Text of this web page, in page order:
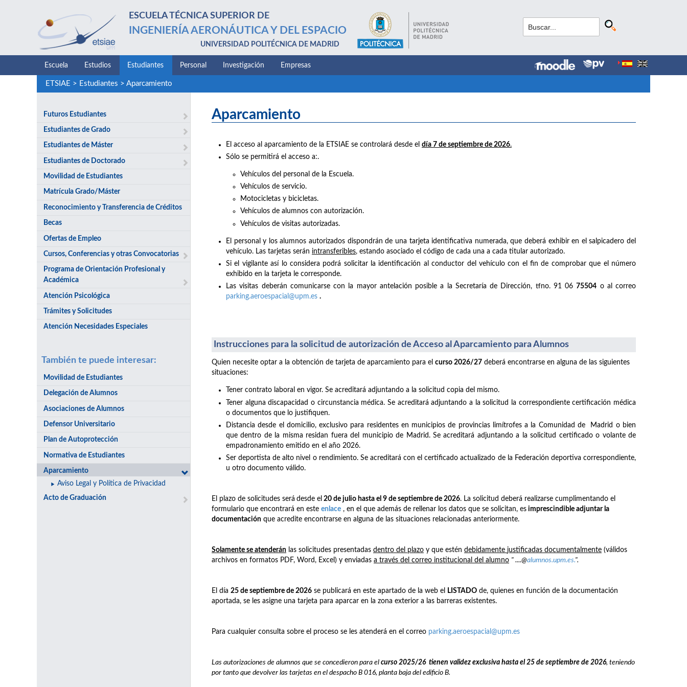
ESCUELA TÉCNICA SUPERIOR DE
INGENIERÍA AERONÁUTICA Y DEL ESPACIO
UNIVERSIDAD POLITÉCNICA DE MADRID
Escuela Estudios Estudiantes Personal Investigación Empresas
ETSIAE > Estudiantes > Aparcamiento
Futuros Estudiantes
Estudiantes de Grado
Estudiantes de Máster
Estudiantes de Doctorado
Movilidad de Estudiantes
Matrícula Grado/Máster
Reconocimiento y Transferencia de Créditos
Becas
Ofertas de Empleo
Cursos, Conferencias y otras Convocatorias
Programa de Orientación Profesional y
Académica
Atención Psicológica
Trámites y Solicitudes
Atención Necesidades Especiales
También te puede interesar:
Movilidad de Estudiantes
Delegación de Alumnos
Asociaciones de Alumnos
Defensor Universitario
Plan de Autoprotección
Normativa de Estudiantes
Aparcamiento
Aviso Legal y Política de Privacidad
Acto de Graduación
Aparcamiento
El acceso al aparcamiento de la ETSIAE se controlará desde el día 7 de septiembre de 2026.
Sólo se permitirá el acceso a:.
Vehículos del personal de la Escuela.
Vehículos de servicio.
Motocicletas y bicicletas.
Vehículos de alumnos con autorización.
Vehículos de visitas autorizadas.
El personal y los alumnos autorizados dispondrán de una tarjeta identificativa numerada, que deberá exhibir en el salpicadero del
vehículo. Las tarjetas serán intransferibles, estando asociado el código de cada una a cada titular autorizado.
Si el vigilante así lo considera podrá solicitar la identificación al conductor del vehículo con el fin de comprobar que el número
exhibido en la tarjeta le corresponde.
Las visitas deberán comunicarse con la mayor antelación posible a la Secretaría de Dirección, tfno. 91 06 75504 o al correo
parking.aeroespacial@upm.es .
Instrucciones para la solicitud de autorización de Acceso al Aparcamiento para Alumnos
Quien necesite optar a la obtención de tarjeta de aparcamiento para el curso 2026/27 deberá encontrarse en alguna de las siguientes
situaciones:
Tener contrato laboral en vigor. Se acreditará adjuntando a la solicitud copia del mismo.
Tener alguna discapacidad o circunstancia médica. Se acreditará adjuntando a la solicitud la correspondiente certificación médica
o documentos que lo justifiquen.
Distancia desde el domicilio, exclusivo para residentes en municipios de provincias limítrofes a la Comunidad de Madrid o bien
que dentro de la misma residan fuera del municipio de Madrid. Se acreditará adjuntando a la solicitud certificado o volante de
empadronamiento emitido en el año 2026.
Ser deportista de alto nivel o rendimiento. Se acreditará con el certificado actualizado de la Federación deportiva correspondiente,
u otro documento válido.
El plazo de solicitudes será desde el 20 de julio hasta el 9 de septiembre de 2026. La solicitud deberá realizarse cumplimentando el
formulario que encontrará en este enlace , en el que además de rellenar los datos que se solicitan, es imprescindible adjuntar la
documentación que acredite encontrarse en alguna de las situaciones relacionadas anteriormente.
Solamente se atenderán las solicitudes presentadas dentro del plazo y que estén debidamente justificadas documentalmente (válidos
archivos en formatos PDF, Word, Excel) y enviadas a través del correo institucional del alumno " ....@alumnos.upm.es.".
El día 25 de septiembre de 2026 se publicará en este apartado de la web el LISTADO de, quienes en función de la documentación
aportada, se les asigne una tarjeta para aparcar en la zona exterior a las barreras existentes.
Para cualquier consulta sobre el proceso se les atenderá en el correo parking.aeroespacial@upm.es
Las autorizaciones de alumnos que se concedieron para el curso 2025/26 tienen validez exclusiva hasta el 25 de septiembre de 2026, teniendo
por tanto que devolver las tarjetas en el despacho B 016, planta baja del edificio B.